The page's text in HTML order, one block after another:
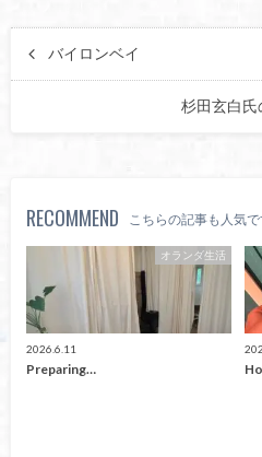
バイロンベイ
杉田玄白氏
RECOMMEND こちらの記事も人気で
オランダ生活
2026.6.11
Preparing…